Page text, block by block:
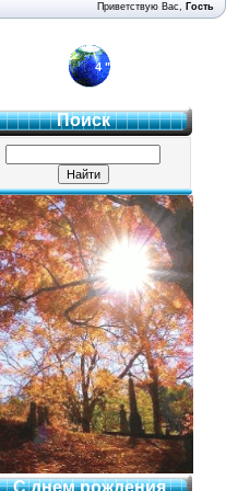
Приветствую Вас, Гость
4 "Б"
Поиск
С днем рождения